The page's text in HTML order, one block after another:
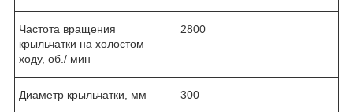
Частота вращения
крыльчатки на холостом
ходу, об./ мин
2800
Диаметр крыльчатки, мм 300